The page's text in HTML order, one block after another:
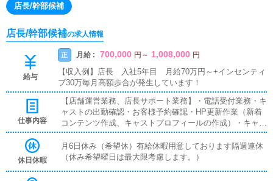
店長/幹部候補
店長/幹部候補の求人情報
給与
正 月給 : 700,000 円 ～ 1,008,000 円
【収入例】店長 入社5年目 月給70万円～+インセンティ
ブ30万毎月高額歩合が発生しています！
仕事内容
【店舗運営業務、店長サポート業務】・電話受付業務・キ
ャストの出勤確認・お客様予約確認・HP更新作業（新着
コンテンツ作成、キャストプロフィールの作成）・キャス
ト送迎（内勤がメインになります）・事務所の掃除、片付
け※接客のポイント弊社のサービスは、10～50万円と高単
価質の高い接客が必須。コンサルティング力が身に付きま
休日休暇
月6日休み（希望休）有給休暇用意しております隔週連休
（休み希望曜日は最大限考慮します。）